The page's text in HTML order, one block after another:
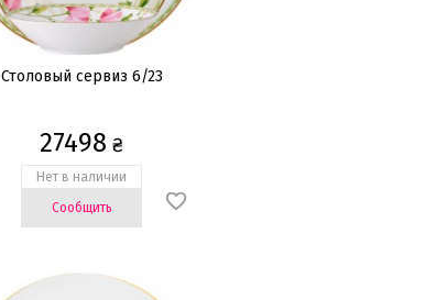
Столовый сервиз 6/23
27498 ₴
Нет в наличии
Сообщить